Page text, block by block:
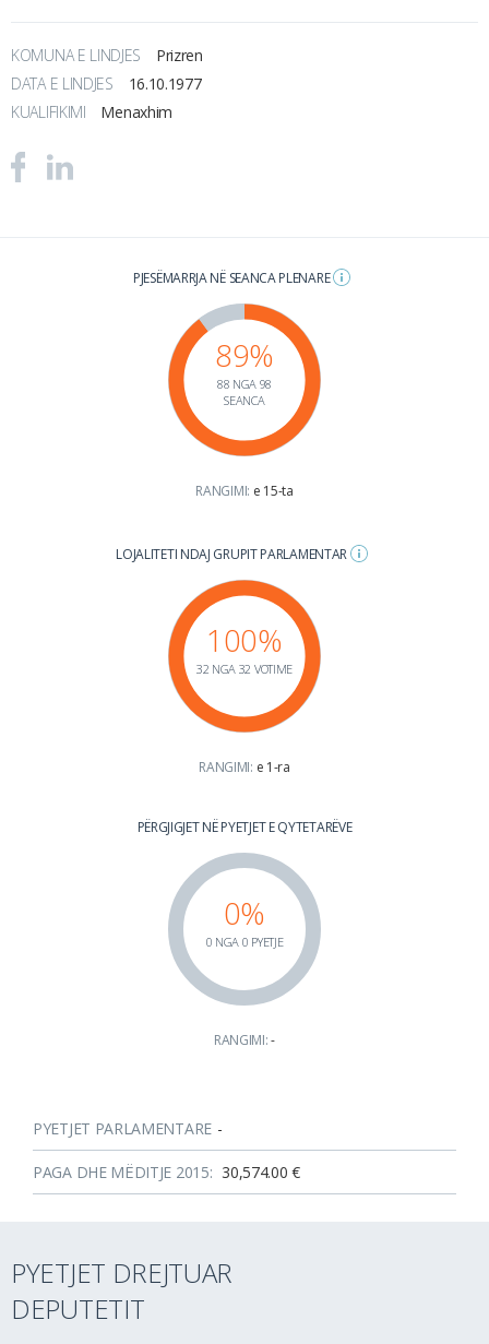
KOMUNA E LINDJES
Prizren
DATA E LINDJES
16.10.1977
KUALIFIKIMI
Menaxhim
PJESËMARRJA NË SEANCA PLENARE
89%
88 NGA 98
SEANCA
RANGIMI: e 15-ta
LOJALITETI NDAJ GRUPIT PARLAMENTAR
100%
32 NGA 32 VOTIME
RANGIMI: e 1-ra
PËRGJIGJET NË PYETJET E QYTETARËVE
0%
0 NGA 0 PYETJE
RANGIMI:-
PYETJET PARLAMENTARE -
PAGA DHE MËDITJE 2015: 30,574.00 €
PYETJET DREJTUAR
DEPUTETIT